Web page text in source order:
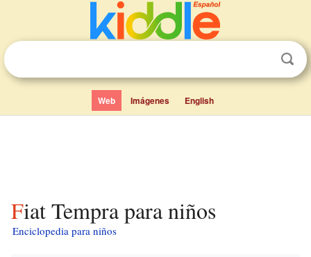
Web Imágenes English
Fiat Tempra para niños
Enciclopedia para niños